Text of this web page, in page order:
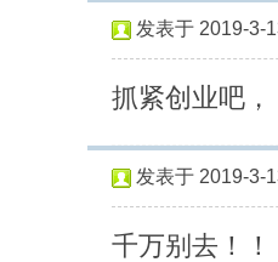
发表于 2019-3-
抓紧创业吧
发表于 2019-3-
千万别去！